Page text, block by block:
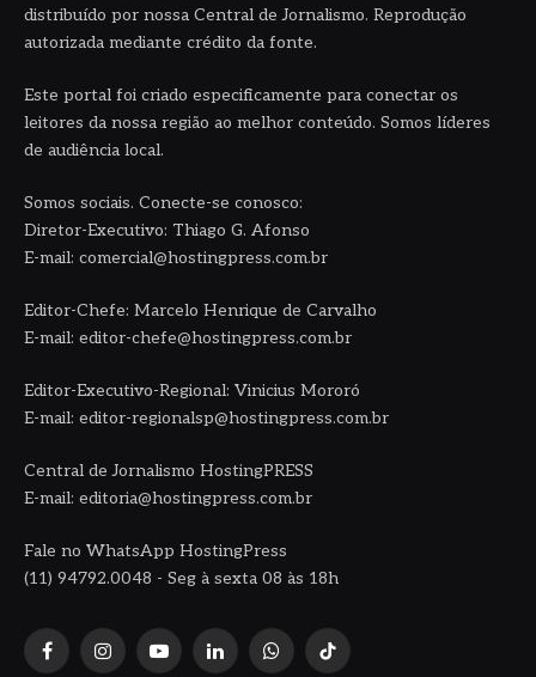
distribuído por nossa Central de Jornalismo. Reprodução
autorizada mediante crédito da fonte.
Este portal foi criado especificamente para conectar os
leitores da nossa região ao melhor conteúdo. Somos líderes
de audiência local.
Somos sociais. Conecte-se conosco:
Diretor-Executivo: Thiago G. Afonso
E-mail: comercial@hostingpress.com.br
Editor-Chefe: Marcelo Henrique de Carvalho
E-mail: editor-chefe@hostingpress.com.br
Editor-Executivo-Regional: Vinicius Mororó
E-mail: editor-regionalsp@hostingpress.com.br
Central de Jornalismo HostingPRESS
E-mail: editoria@hostingpress.com.br
Fale no WhatsApp HostingPress
(11) 94792.0048 - Seg à sexta 08 às 18h
FacebookInstagramYouTubeLinkedInWhatsAppTikTok